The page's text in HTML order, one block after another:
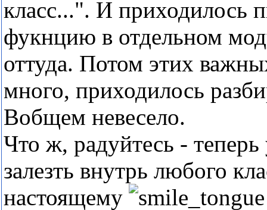
класс...". И приходилось
фукнцию в отдельном
оттуда. Потом этих
много, приходилось
Вобщем невесело.
Что ж, радуйтесь - теперь
залезть внутрь любого
настоящему